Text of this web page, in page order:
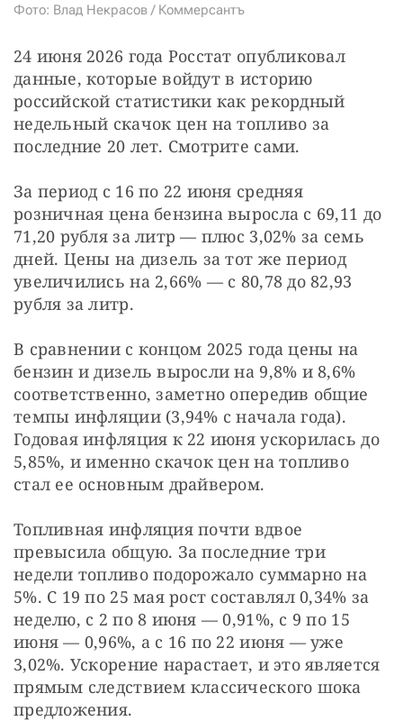
Фото: Влад Некрасов / Коммерсантъ
24 июня 2026 года Росстат опубликовал
данные, которые войдут в историю
российской статистики как рекордный
недельный скачок цен на топливо за
последние 20 лет. Смотрите сами.
За период с 16 по 22 июня средняя
розничная цена бензина выросла с 69,11 до
71,20 рубля за литр — плюс 3,02% за семь
дней. Цены на дизель за тот же период
увеличились на 2,66% — с 80,78 до 82,93
рубля за литр.
В сравнении с концом 2025 года цены на
бензин и дизель выросли на 9,8% и 8,6%
соответственно, заметно опередив общие
темпы инфляции (3,94% с начала года).
Годовая инфляция к 22 июня ускорилась до
5,85%, и именно скачок цен на топливо
стал ее основным драйвером.
Топливная инфляция почти вдвое
превысила общую. За последние три
недели топливо подорожало суммарно на
5%. С 19 по 25 мая рост составлял 0,34% за
неделю, с 2 по 8 июня — 0,91%, с 9 по 15
июня — 0,96%, а с 16 по 22 июня — уже
3,02%. Ускорение нарастает, и это является
прямым следствием классического шока
предложения.